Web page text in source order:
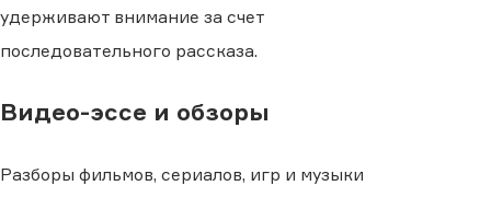
удерживают внимание за счет
последовательного рассказа.
Видео-эссе и обзоры
Разборы фильмов, сериалов, игр и музыки